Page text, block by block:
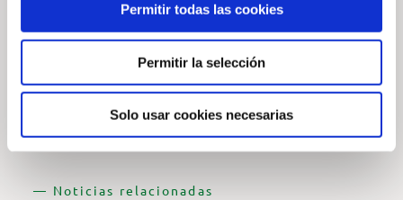
Permitir todas las cookies
Permitir la selección
Solo usar cookies necesarias
— Compartir noticia
— Noticias relacionadas